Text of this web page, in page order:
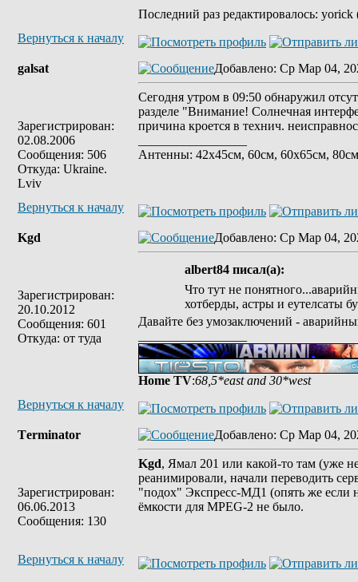
Последний раз редактировалось:
Вернуться к началу
galsat
Зарегистрирован:
02.08.2006
Сообщения: 506
Откуда: Ukraine.
Lviv
Добавлено: Ср Мар 04,
Сегодня утром в 09:50 обнаружил
разделе "Внимание! Солнечная
причина кроется в технич.
Антенны: 42x45см, 60см, 60x65см,
Вернуться к началу
Kgd
Зарегистрирован:
20.10.2012
Сообщения: 601
Откуда: от туда
Добавлено: Ср Мар 04,
albert84 писал(а):
Что тут не
хотберды, астры и еутелсаты
Давайте без умозаключений -
Home TV:68,5*east and 30*west
Вернуться к началу
Tеrminatоr
Зарегистрирован:
06.06.2013
Сообщения: 130
Добавлено: Ср Мар 04,
Kgd, Ямал 201 или какой-то там (уже
реанимировали, начали переводить
"подох" Экспресс-МД1 (опять же если
ёмкости для MPEG-2 не было.
Вернуться к началу